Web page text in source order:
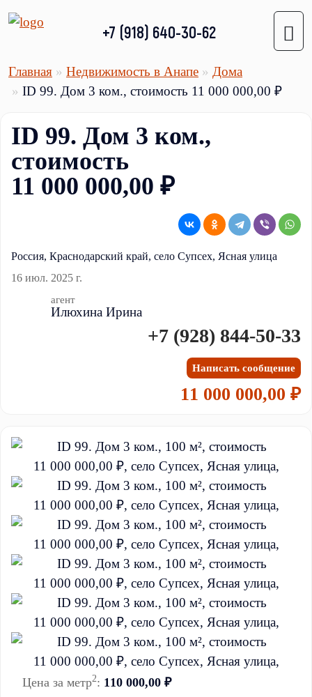
+7 (918) 640-30-62
Главная Недвижимость в Анапе
Дома
ID 99. Дом 3 ком., стоимость 11 000 000,00 ₽
ID 99. Дом 3 ком.,
стоимость
11 000 000,00 ₽
Россия, Краснодарский край, село Супсех, Ясная улица
16 июл. 2025 г.
агент
Илюхина Ирина
+7 (928) 844-50-33
Написать сообщение
11 000 000,00 ₽
Цена за метр2: 110 000,00 ₽